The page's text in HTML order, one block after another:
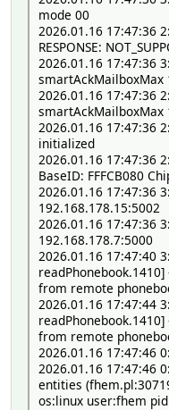
mode 00
2026.01.16 17:47:36
RESPONSE:
2026.01.16 17:47:36
smartAckMailboxMax
2026.01.16 17:47:36
smartAckMailboxMax
2026.01.16 17:47:36
initialized
2026.01.16 17:47:36
BaseID: FFFCB080
2026.01.16 17:47:36
192.168.178.15:5002
2026.01.16 17:47:36
192.168.178.7:5000
2026.01.16 17:47:40
readPhonebook.1410]
from remote
2026.01.16 17:47:44
readPhonebook.1410]
from remote
2026.01.16 17:47:46
2026.01.16 17:47:46
entities
os:linux user:fhem